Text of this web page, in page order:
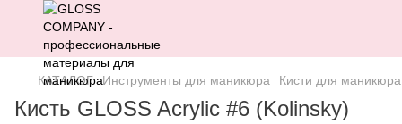
КАТАЛОГ Инструменты для маникюра Кисти для маникюра
Кисть GLOSS Acrylic #6 (Kolinsky)